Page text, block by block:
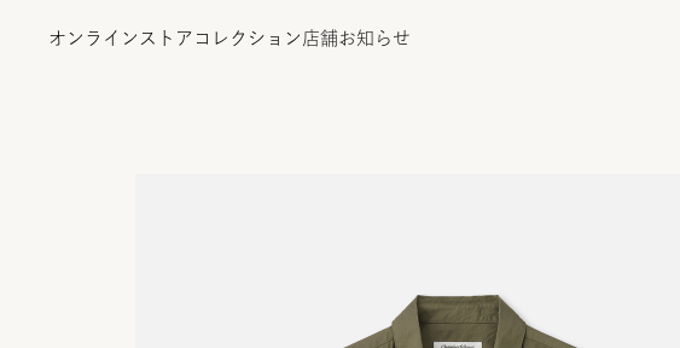
オンラインストア コレクション 店舗お知らせ